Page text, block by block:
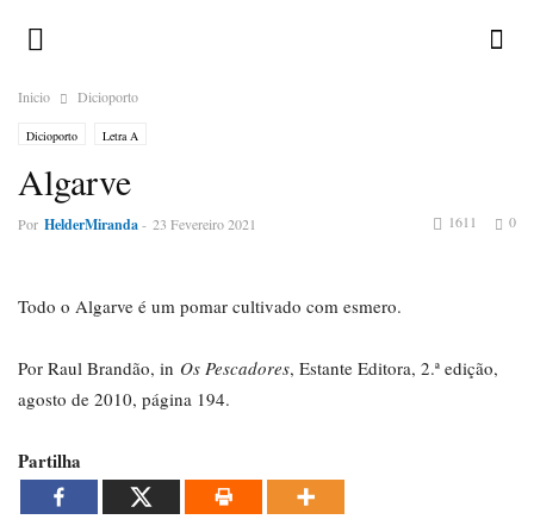
Inicio Dicioporto
Dicioporto Letra A
Algarve
Por HelderMiranda- 23 Fevereiro 2021 0
1611
Todo o Algarve é um pomar cultivado com esmero.
Por Raul Brandão, in Os Pescadores, Estante Editora, 2.ª edição,
agosto de 2010, página 194.
Partilha